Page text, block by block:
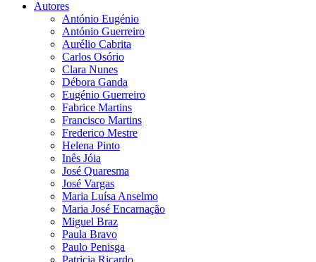
Autores
António Eugénio
António Guerreiro
Aurélio Cabrita
Carlos Osório
Clara Nunes
Débora Ganda
Eugénio Guerreiro
Fabrice Martins
Francisco Martins
Frederico Mestre
Helena Pinto
Inês Jóia
José Quaresma
José Vargas
Maria Luísa Anselmo
Maria José Encarnação
Miguel Braz
Paula Bravo
Paulo Penisga
Patricia Ricardo